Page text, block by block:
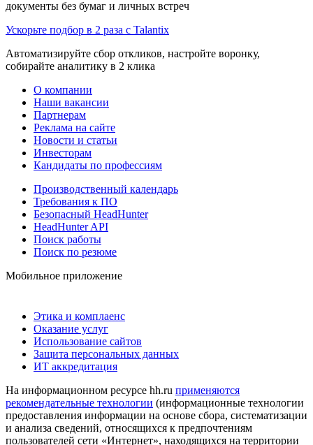
документы без бумаг и личных встреч
Ускорьте подбор в 2 раза с Talantix
Автоматизируйте сбор откликов, настройте воронку,
собирайте аналитику в 2 клика
О компании
Наши вакансии
Партнерам
Реклама на сайте
Новости и статьи
Инвесторам
Кандидаты по профессиям
Производственный календарь
Требования к ПО
Безопасный HeadHunter
HeadHunter API
Поиск работы
Поиск по резюме
Мобильное приложение
Этика и комплаенс
Оказание услуг
Использование сайтов
Защита персональных данных
ИТ аккредитация
На информационном ресурсе hh.ru применяются
рекомендательные технологии (информационные технологии
предоставления информации на основе сбора, систематизации
и анализа сведений, относящихся к предпочтениям
пользователей сети «Интернет», находящихся на территории